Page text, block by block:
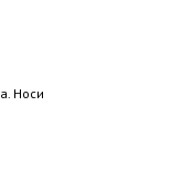
Носи